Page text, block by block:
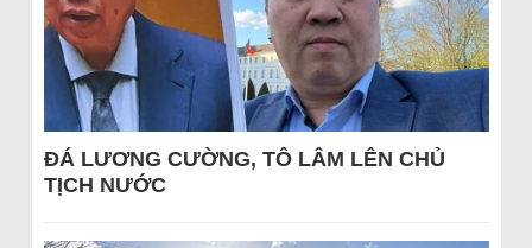
ĐÁ LƯƠNG CƯỜNG, TÔ LÂM LÊN CHỦ
TỊCH NƯỚC